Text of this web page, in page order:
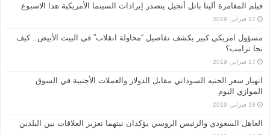
فيلم المغامرة أليتا‭ ‬باتل أنجيل يتصدر إيرادات السينما الأمريكية هذا الاسبوع
17 فبراير، 2019
مسؤول امريكي كبير يكشف تفاصيل “محاولة انقلاب” في البيت الأبيض.. كيف
نجا ترامب؟
17 فبراير، 2019
انهيار سعر الجنيه السوداني مقابل الدولار والعملات الأجنبية في السوق
الموازي اليوم
18 فبراير، 2019
العاهل السعودي والرئيس الروسي يؤكدان نيتهما تعزيز العلاقات بين البلدين